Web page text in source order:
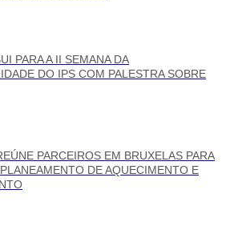
PARA A II SEMANA DA
DO IPS COM PALESTRA SOBRE
PARCEIROS EM BRUXELAS PARA
DE AQUECIMENTO E